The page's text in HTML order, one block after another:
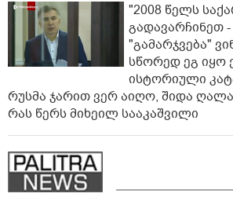
"2008 წელს
გადავარჩინეთ
"გამარჯვება"
სწორედ ეგ იყო
ისტორიული
რუსმა ჯარით ვერ აიღო, შიდა
რას წერს მიხეილ სააკაშვილი